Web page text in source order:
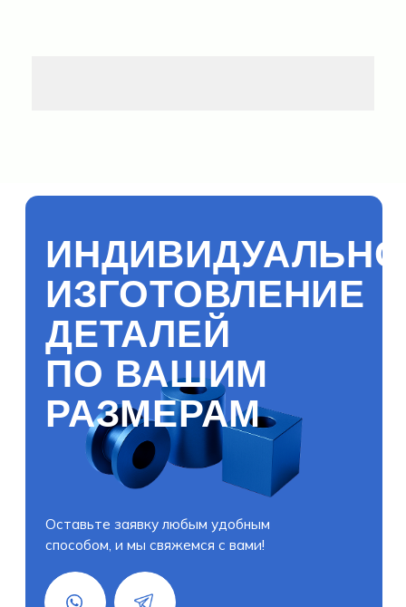
Ваше имя
Ваш телефон
+7(000)000-00-00
Есть ли у вас чертеж деталей?
Я согласен с политикой
конфиденциальности
Оставьте заявку любым удобным
способом, и мы свяжемся с вами!